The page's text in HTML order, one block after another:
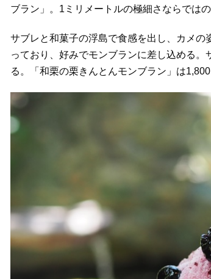
ブラン」。1ミリメートルの極細さならでは
サブレと和菓子の浮島で食感を出し、カメ
っており、好みでモンブランに差し込める
る。「和栗の栗きんとんモンブラン」は